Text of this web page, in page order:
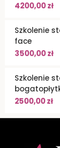
4200,00zł
Szkolenie
face
3500,00zł
Szkolenie
2500,00zł